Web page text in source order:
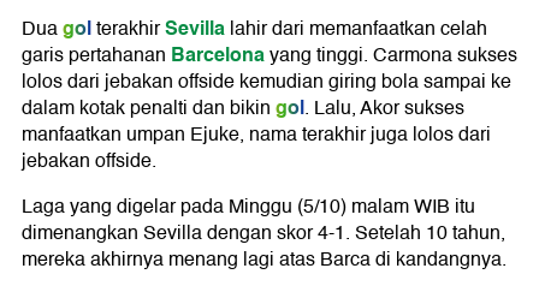
DuagolterakhirSevillalahir dari memanfaatkan celah
garis pertahanan Barcelonayang tinggi. Carmona sukses
lolos dari jebakan offside kemudian giring bola sampai ke
dalam kotak penalti dan bikingol. Lalu, Akor sukses
manfaatkan umpan Ejuke, nama terakhir juga lolos dari
jebakan offside.
Laga yang digelar pada Minggu (5/10) malam WIB itu
dimenangkan Sevilla dengan skor 4-1. Setelah 10 tahun,
mereka akhirnya menang lagi atas Barca di kandangnya.